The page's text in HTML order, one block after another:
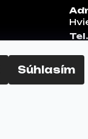
Súhlasím